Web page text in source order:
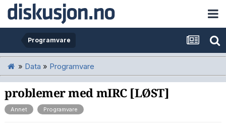
Programvare
» Data » Programvare
problemer med mIRC [LØST]
Annet Programvare